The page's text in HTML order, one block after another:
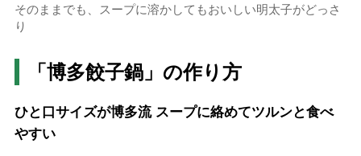
そのままでも、スープに溶かしてもおいしい明太子がどっさ
り
「博多餃子鍋」の作り方
ひと口サイズが博多流 スープに絡めてツルンと食べ
やすい